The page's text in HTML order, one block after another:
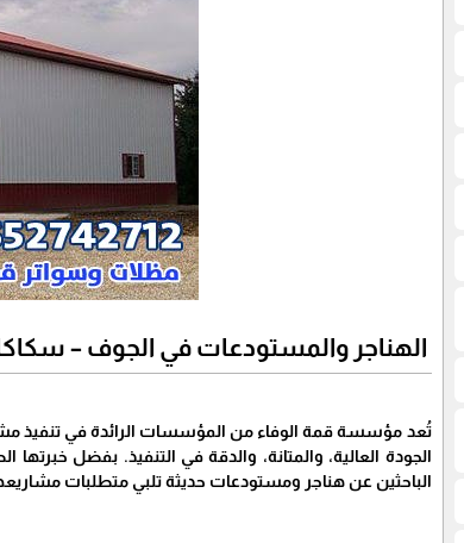
الهناجر والمستودعات في الجوف –
تُعد مؤسسة قمة الوفاء من المؤسسات الرائدة في تنفيذ
الجودة العالية، والمتانة، والدقة في التنفيذ. بفضل
الباحثين عن هناجر ومستودعات حديثة تلبي متطلبات مشاريعهم